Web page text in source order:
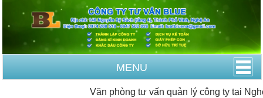
MENU
Văn phòng tư vấn quản lý công ty tại Nghệ